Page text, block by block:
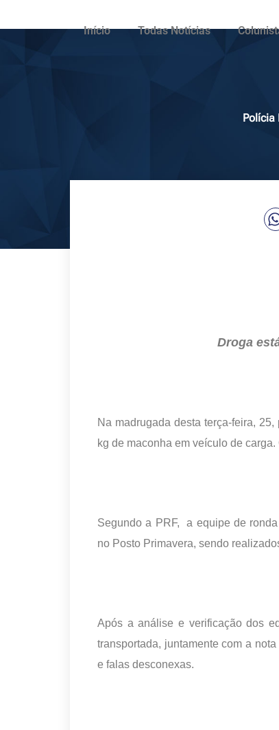
Início Todas Notícias
Droga
Na madrugada desta terça-feira,
kg de maconha em veículo de
Segundo a PRF, a equipe de
no Posto Primavera, sendo
Após a análise e verificação dos
transportada, juntamente com a
e falas desconexas.